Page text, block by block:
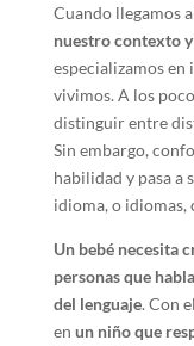
Cuando llegamos
nuestro contexto
especializamos
vivimos. A los
distinguir entre
Sin embargo,
habilidad y pasa a
idioma, o idiomas,
Un bebé necesita
personas que
del lenguaje. Con
en un niño que